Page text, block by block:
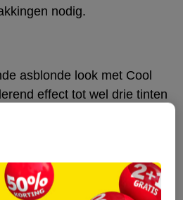
nodig.
asblonde look met Cool
effect tot wel drie tinten
Of ga je voor
Welke variant je ook kiest,
heb je gegarandeerd